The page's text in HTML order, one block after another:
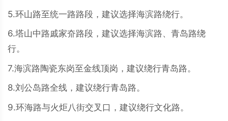
5.环山路至统一路路段，建议选择海滨路绕行。
6.塔山中路戚家夼路段，建议选择海滨路、青岛路绕
行。
7.海滨路陶瓷东岗至金线顶岗，建议绕行青岛路。
8.刘公岛路全线，建议绕行青岛路。
9.环海路与火炬八街交叉口，建议绕行文化路。